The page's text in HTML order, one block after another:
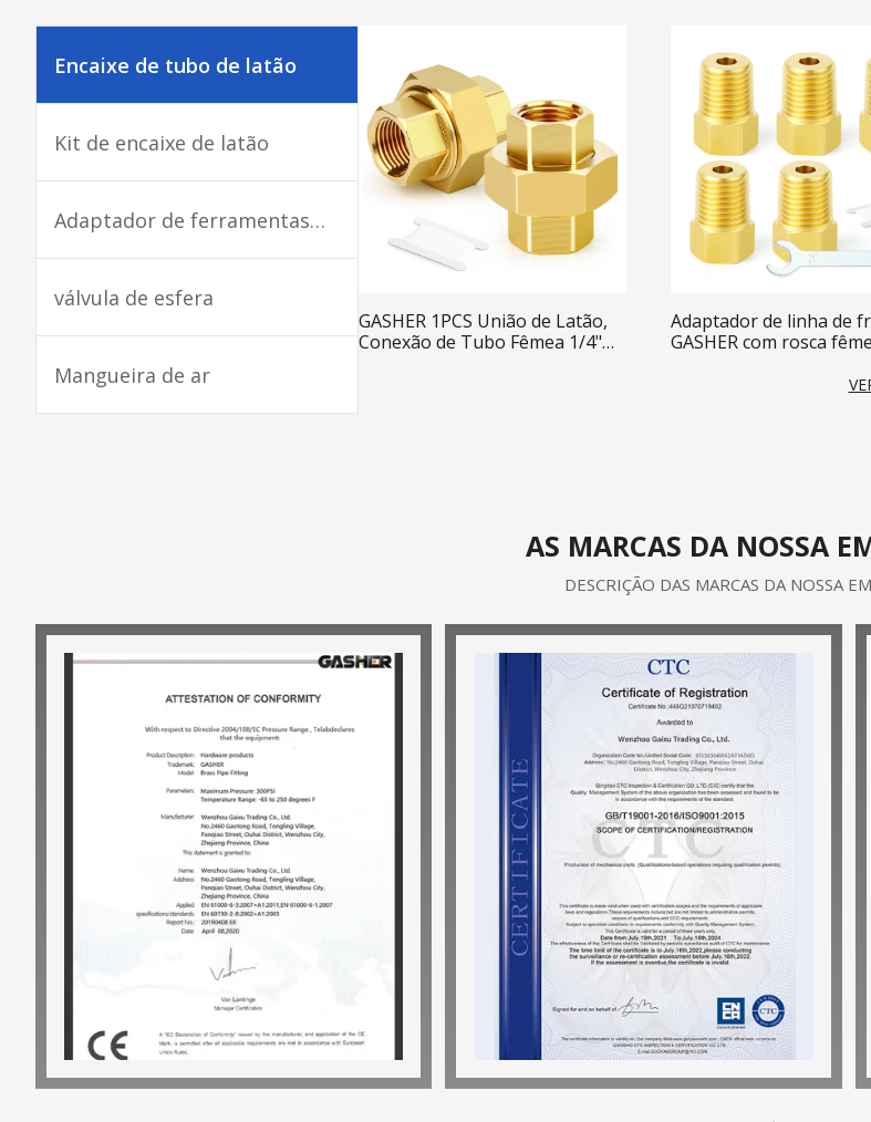
Encaixe de tubo de latão
Kit de encaixe de latão
Adaptador de ferramentas
válvula de esfera
Mangueira de ar
Combustível
GASHER 1PCS União de Latão,
Conexão de Tubo Fêmea 1/4"
Adaptador de linha de
GASHER com rosca
AS MARCAS DA NOSSA
DESCRIÇÃO DAS MARCAS DA NOSSA